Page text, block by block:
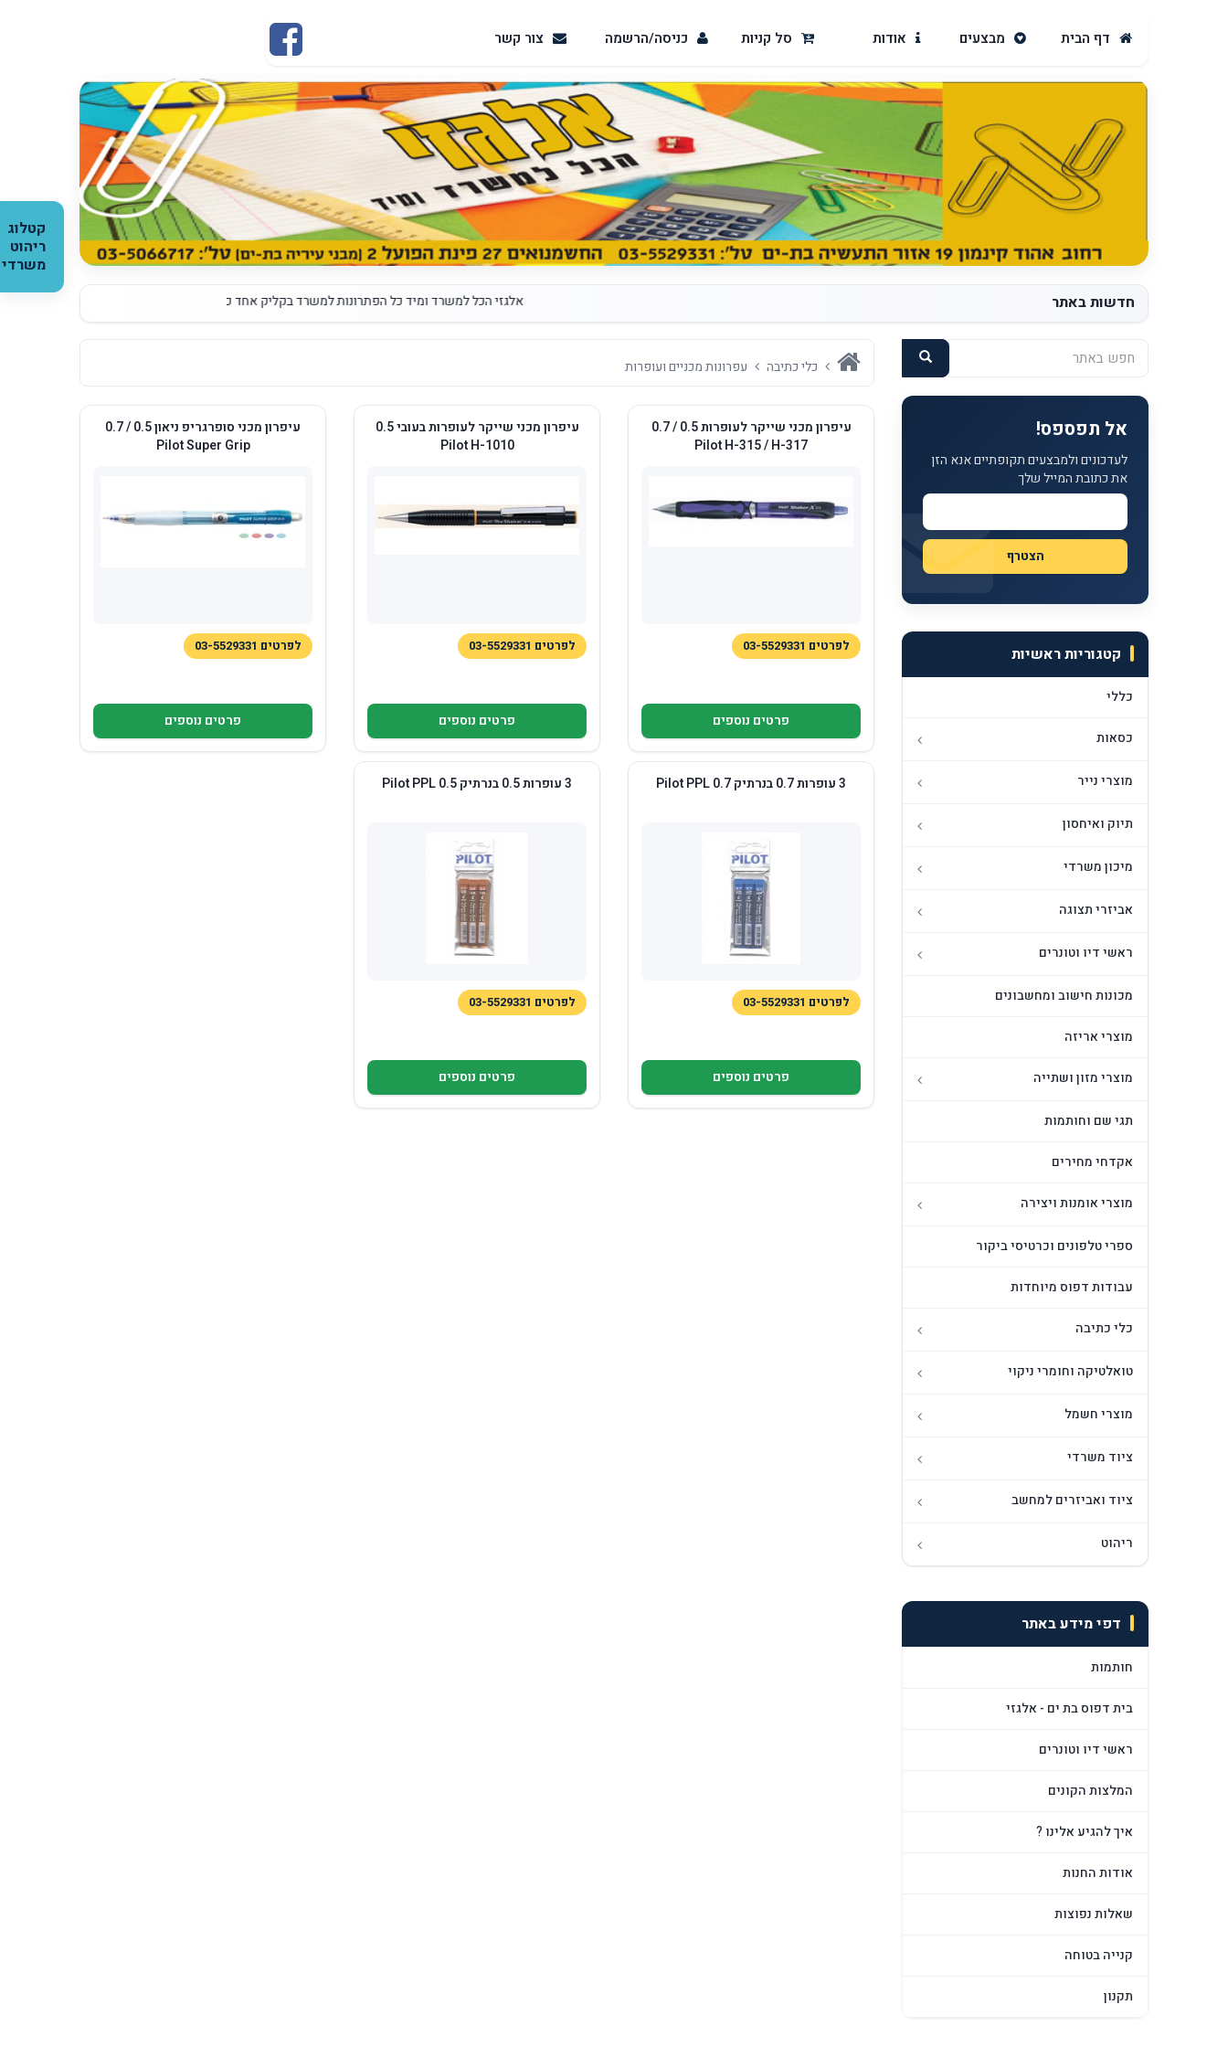
קטלוג
ריהוט
משרדי
דף הבית מבצעים אודות סל קניות כניסה/הרשמה צור קשר
חדשות באתר אלגזי הכל למשרד ומיד כל הפתרונות למשרד בקליק אחד כנסו לאתר והזמינו
אל תפספס!
לעדכונים ולמבצעים תקופתיים אנא הזן
את כתובת המייל שלך
קטגוריות ראשיות
כללי
כסאות
מוצרי נייר
תיוק ואיחסון
מיכון משרדי
אביזרי תצוגה
ראשי דיו וטונרים
מכונות חישוב ומחשבונים
מוצרי אריזה
מוצרי מזון ושתייה
תגי שם וחותמות
אקדחי מחירים
מוצרי אומנות ויצירה
ספרי טלפונים וכרטיסי ביקור
עבודות דפוס מיוחדות
כלי כתיבה
טואלטיקה וחומרי ניקוי
מוצרי חשמל
ציוד משרדי
ציוד ואביזרים למחשב
ריהוט
דפי מידע באתר
חותמות
בית דפוס בת ים - אלגזי
ראשי דיו וטונרים
המלצות הקונים
איך להגיע אלינו ?
אודות החנות
שאלות נפוצות
קנייה בטוחה
תקנון
כלי כתיבה עפרונות מכניים ועופרות
עיפרון מכני שייקר לעופרות 0.5 / 0.7
Pilot H-315 / H-317
לפרטים 03-5529331
פרטים נוספים
עיפרון מכני שייקר לעופרות בעובי 0.5
Pilot H-1010
לפרטים 03-5529331
פרטים נוספים
עיפרון מכני סופרגריפ ניאון 0.5 / 0.7
Pilot Super Grip
לפרטים 03-5529331
פרטים נוספים
3 עופרות 0.7 בנרתיק Pilot PPL 0.7
לפרטים 03-5529331
פרטים נוספים
3 עופרות 0.5 בנרתיק Pilot PPL 0.5
לפרטים 03-5529331
פרטים נוספים